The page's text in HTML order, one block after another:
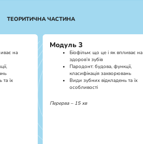
ТЕОРИТИЧНА ЧАСТИНА
на
їх
Модуль 3
Біофільм: що це і як впливає на
здоров’я зубів
Пародонт: будова, функції,
класифікація захворювань
Види зубних відкладень та їх
особливості
Перерва – 15 хв